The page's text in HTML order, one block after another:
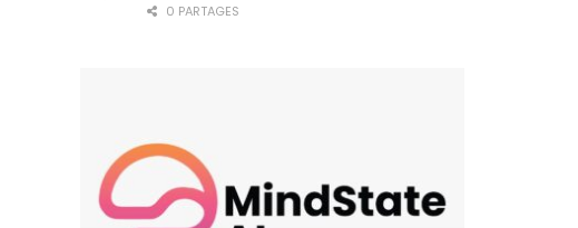
0 PARTAGES